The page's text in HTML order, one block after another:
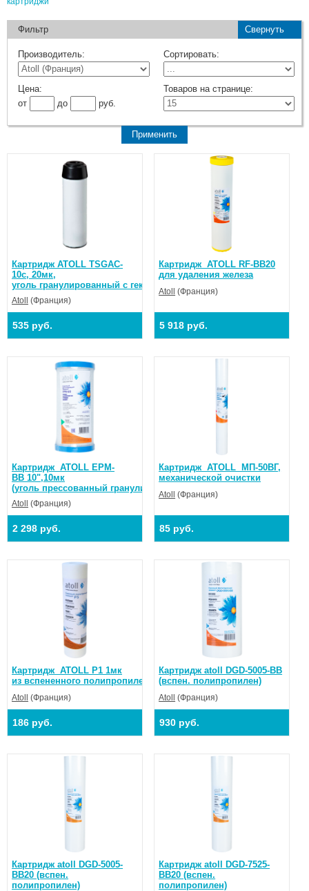
Фильтр Свернуть
Производитель: Сортировать:
Цена:
от
до руб.
Товаров на странице:
Каpтридж ATOLL TSGAC-
10c, 20мк,
уголь гранулированный с гексаметафосфато
Atoll (Франция)
535 руб.
Каpтридж ATOLL RF-BB20
для удаления железа
Atoll (Франция)
5 918 руб.
Каpтридж ATOLL EPM-
BB 10",10мк
(уголь прессованный гранулированный активированный)
Atoll (Франция)
2 298 руб.
Каpтридж ATOLL МП-50ВГ,
механической очистки
Atoll (Франция)
85 руб.
Каpтридж ATOLL P1 1мк
из вспененного полипропилена
Atoll (Франция)
186 руб.
Картридж atoll DGD-5005-BB
(вспен. полипропилен)
Atoll (Франция)
930 руб.
Картридж atoll DGD-5005-
BB20 (вспен.
полипропилен)
Картридж atoll DGD-7525-
BB20 (вспен.
полипропилен)